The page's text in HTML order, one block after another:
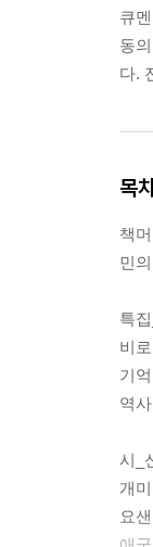
큐
동
다.
목
책
민
특
비
기
역
시_
개
요